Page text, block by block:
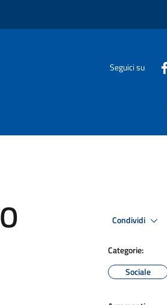
Seguici su
Condividi
Categorie:
Sociale